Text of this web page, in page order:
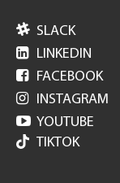
 SLACK
 LINKEDIN
 FACEBOOK
 INSTAGRAM
 YOUTUBE
TIKTOK